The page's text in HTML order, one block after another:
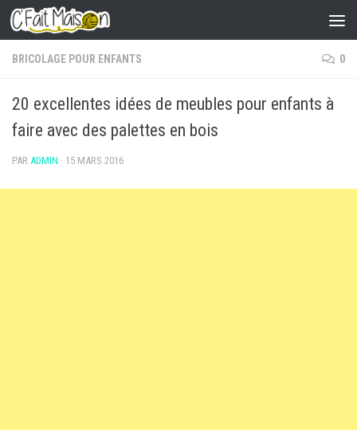
Skip to content
BRICOLAGE POUR ENFANTS 0
20 excellentes idées de meubles pour enfants à
faire avec des palettes en bois
PAR ADMIN · 15 MARS 2016